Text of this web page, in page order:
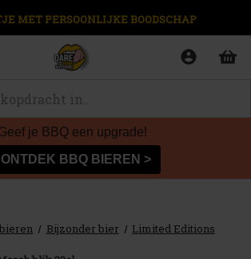
MET PERSOONLIJKE BOODSCHAP
je BBQ een upgrade!
ONTDEK BBQ BIEREN >
Bijzonder bier Limited Editions